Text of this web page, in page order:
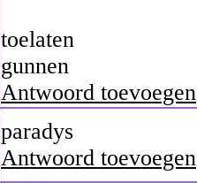
toelaten
gunnen
Antwoord toevoegen
paradys
Antwoord toevoegen